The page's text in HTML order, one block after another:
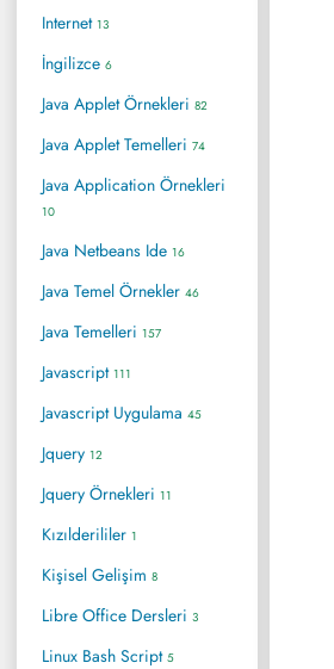
Internet 13
İngilizce 6
Java Applet Örnekleri 82
Java Applet Temelleri 74
Java Application Örnekleri
10
Java Netbeans Ide 16
Java Temel Örnekler 46
Java Temelleri 157
Javascript 111
Javascript Uygulama 45
Jquery 12
Jquery Örnekleri 11
Kızılderililer 1
Kişisel Gelişim 8
Libre Office Dersleri 3
Linux Bash Script 5